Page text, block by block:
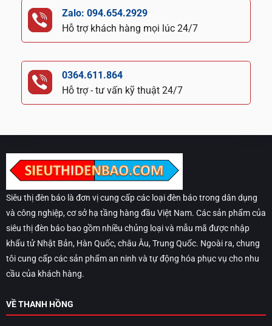
Zalo: 094.654.2929
Hỗ trợ khách hàng mọi lúc 24/7
0364.611.864
Hỗ trợ - tư vấn kỹ thuật 24/7
Siêu thị đèn báo là đơn vị cung cấp các loại đèn báo trong dân dụng
và công nghiệp, cơ sở hạ tầng hàng đầu Việt Nam. Các sản phẩm của
siêu thị đèn báo bao gồm nhiều chủng loại và mẫu mã được nhập
khẩu tử Nhật Bản, Hàn Quốc, châu Âu, Trung Quốc. Ngoài ra, chung
tôi cung cấp các sản phẩm an ninh và tự động hóa phục vụ cho nhu
cầu của khách hàng.
VỀ THANH HỒNG